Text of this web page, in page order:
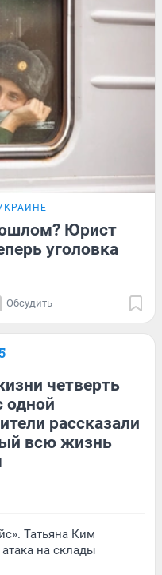
Юрист
уголовка
Обсудить
четверть
одной
рассказали
всю жизнь
Татьяна Ким
на склады